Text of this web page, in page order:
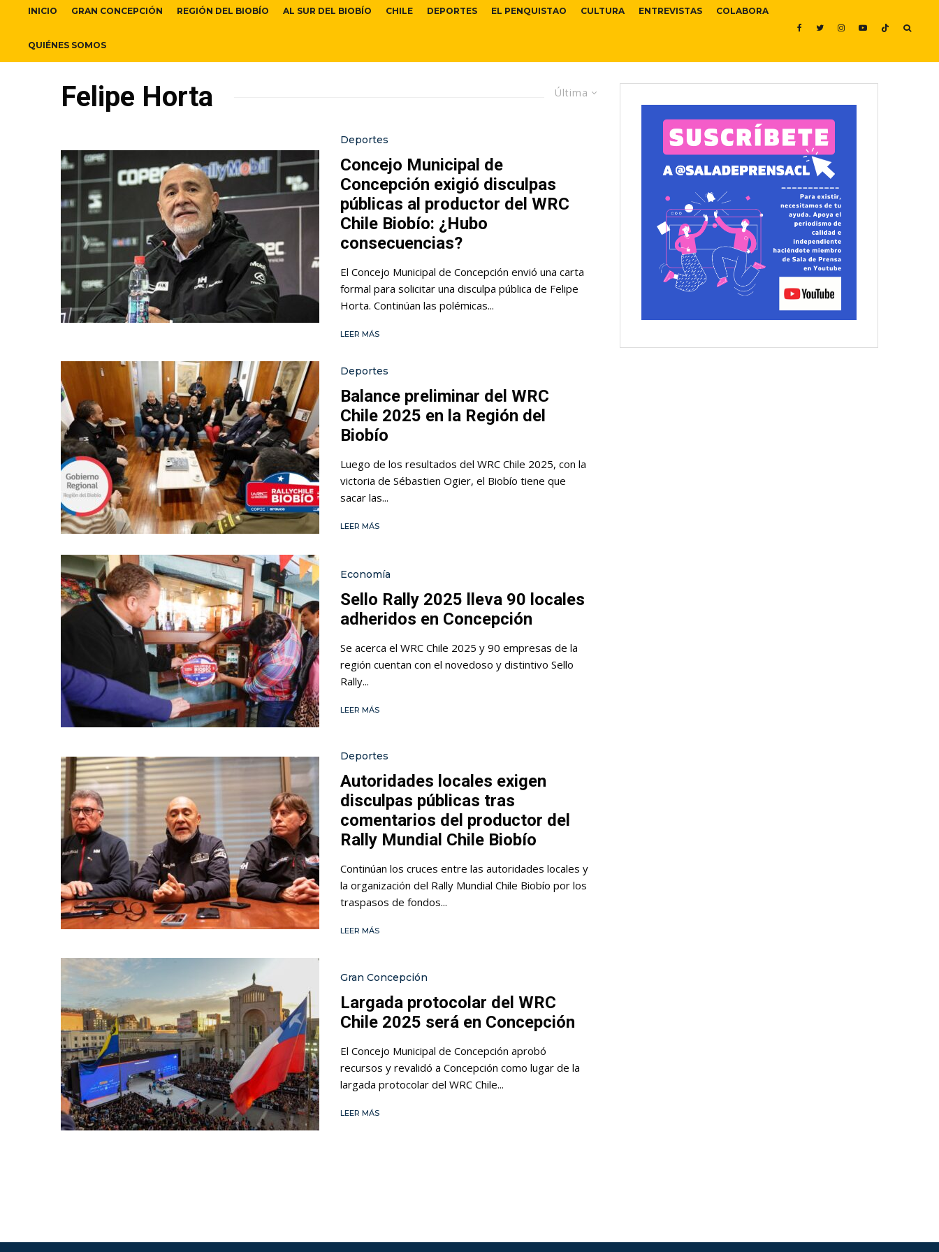
INICIO GRAN CONCEPCIÓN REGIÓN DEL BIOBÍO AL SUR DEL BIOBÍO CHILE DEPORTES EL PENQUISTAO CULTURA ENTREVISTAS COLABORA
QUIÉNES SOMOS
Última
Felipe Horta
Deportes
Concejo Municipal de
Concepción exigió disculpas
públicas al productor del WRC
Chile Biobío: ¿Hubo
consecuencias?
El Concejo Municipal de Concepción envió una carta
formal para solicitar una disculpa pública de Felipe
Horta. Continúan las polémicas...
LEER MÁS
Deportes
Balance preliminar del WRC
Chile 2025 en la Región del
Biobío
Luego de los resultados del WRC Chile 2025, con la
victoria de Sébastien Ogier, el Biobío tiene que
sacar las...
LEER MÁS
Economía
Sello Rally 2025 lleva 90 locales
adheridos en Concepción
Se acerca el WRC Chile 2025 y 90 empresas de la
región cuentan con el novedoso y distintivo Sello
Rally...
LEER MÁS
Deportes
Autoridades locales exigen
disculpas públicas tras
comentarios del productor del
Rally Mundial Chile Biobío
Continúan los cruces entre las autoridades locales y
la organización del Rally Mundial Chile Biobío por los
traspasos de fondos...
LEER MÁS
Gran Concepción
Largada protocolar del WRC
Chile 2025 será en Concepción
El Concejo Municipal de Concepción aprobó
recursos y revalidó a Concepción como lugar de la
largada protocolar del WRC Chile...
LEER MÁS